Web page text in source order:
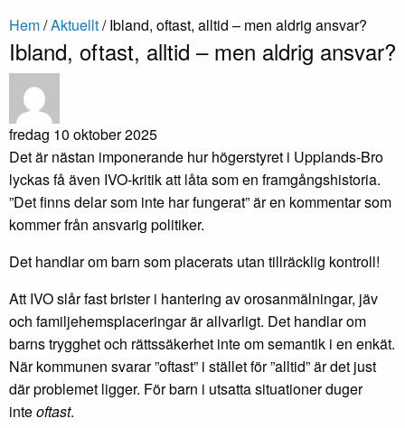
Hem/Aktuellt/Ibland, oftast, alltid – men aldrig ansvar?
Ibland, oftast, alltid – men aldrig ansvar?
fredag 10 oktober 2025
Det är nästan imponerande hur högerstyret i Upplands-Bro
lyckas få även IVO-kritik att låta som en framgångshistoria.
”Det finns delar som inte har fungerat” är en kommentar som
kommer från ansvarig politiker.
Det handlar om barn som placerats utan tillräcklig kontroll!
Att IVO slår fast brister i hantering av orosanmälningar, jäv
och familjehemsplaceringar är allvarligt. Det handlar om
barns trygghet och rättssäkerhet inte om semantik i en enkät.
När kommunen svarar ”oftast” i stället för ”alltid” är det just
där problemet ligger. För barn i utsatta situationer duger
inteoftast.